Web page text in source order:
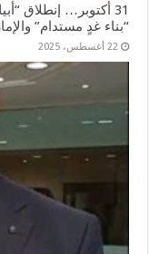
“بناء غدٍ مستدام”
22 أغسطس، 2025